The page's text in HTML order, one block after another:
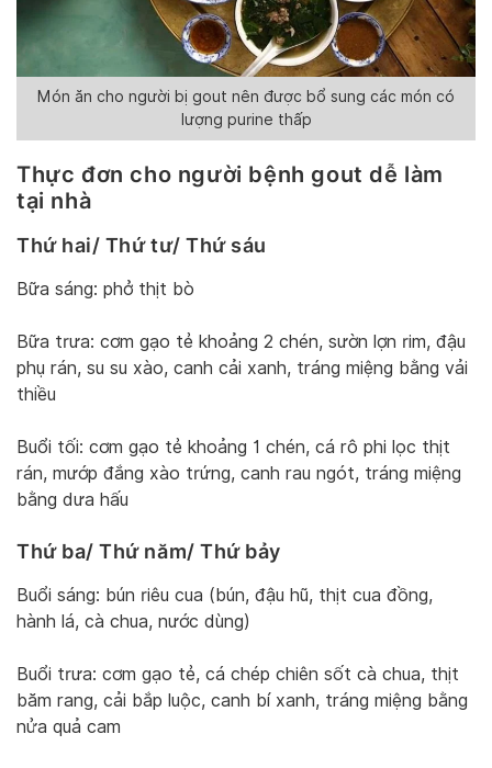
Món ăn cho người bị gout nên được bổ sung các món có
lượng purine thấp
Thực đơn cho người bệnh gout dễ làm
tại nhà
Thứ hai/ Thứ tư/ Thứ sáu
Bữa sáng: phở thịt bò
Bữa trưa: cơm gạo tẻ khoảng 2 chén, sườn lợn rim, đậu
phụ rán, su su xào, canh cải xanh, tráng miệng bằng vải
thiều
Buổi tối: cơm gạo tẻ khoảng 1 chén, cá rô phi lọc thịt
rán, mướp đắng xào trứng, canh rau ngót, tráng miệng
bằng dưa hấu
Thứ ba/ Thứ năm/ Thứ bảy
Buổi sáng: bún riêu cua (bún, đậu hũ, thịt cua đồng,
hành lá, cà chua, nước dùng)
Buổi trưa: cơm gạo tẻ, cá chép chiên sốt cà chua, thịt
băm rang, cải bắp luộc, canh bí xanh, tráng miệng bằng
nửa quả cam